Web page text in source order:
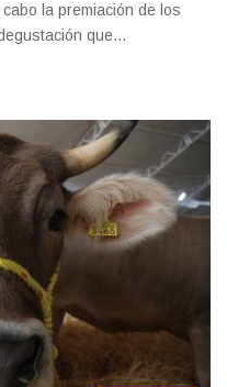
la premiación de los
que…